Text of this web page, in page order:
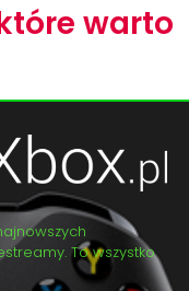
warto
To wszystko